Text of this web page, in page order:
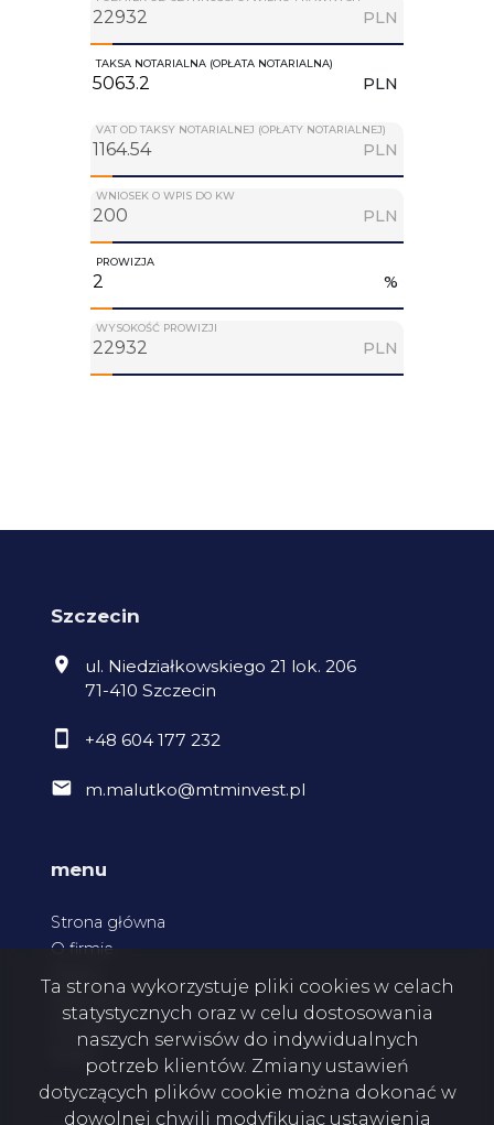
PLN
TAKSA NOTARIALNA (OPŁATA NOTARIALNA)
PLN
VAT OD TAKSY NOTARIALNEJ (OPŁATY NOTARIALNEJ)
PLN
WNIOSEK O WPIS DO KW
PLN
PROWIZJA
%
WYSOKOŚĆ PROWIZJI
PLN
Szczecin
ul. Niedziałkowskiego 21 lok. 206
71-410 Szczecin
+48 604 177 232
m.malutko@mtminvest.pl
menu
Strona główna
O firmie
Kontakt
Ta strona wykorzystuje pliki cookies w celach
statystycznych oraz w celu dostosowania
naszych serwisów do indywidualnych
potrzeb klientów. Zmiany ustawień
dotyczących plików cookie można dokonać w
dowolnej chwili modyfikując ustawienia